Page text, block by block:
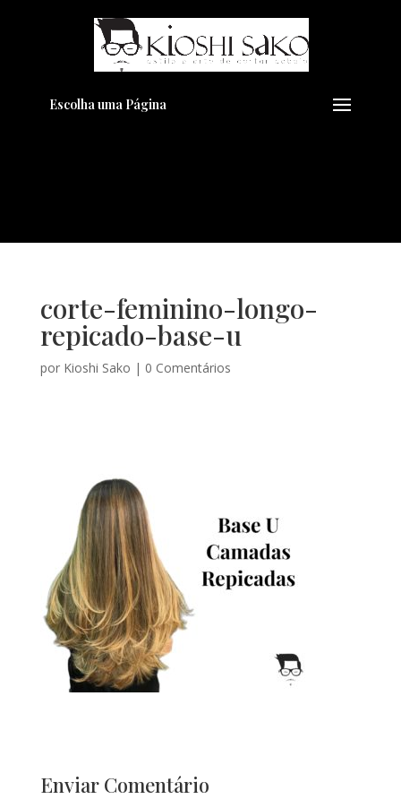
Escolha uma Página
corte-feminino-longo-
repicado-base-u
por Kioshi Sako | 0 Comentários
Enviar Comentário
Pensando em transformar seu
Visual??